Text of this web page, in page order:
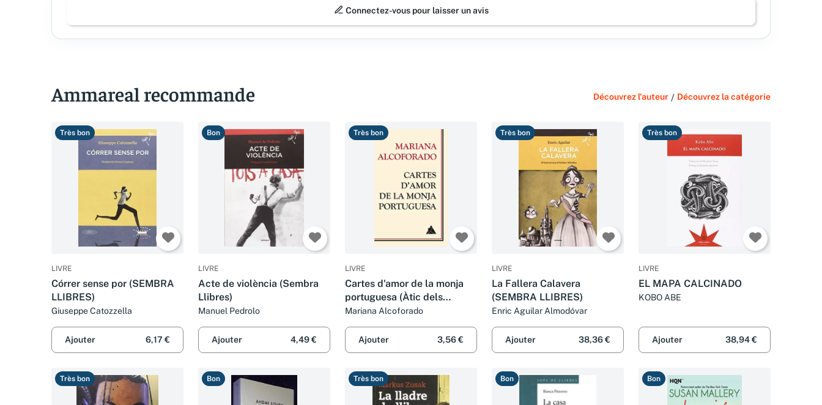
Connectez-vous pour laisser un avis
Ammareal recommande Découvrez l'auteur / Découvrez la catégorie
Très bon
LIVRE
Córrer sense por (SEMBRA
LLIBRES)
Giuseppe Catozzella
Ajouter 6,17 €
Bon
LIVRE
Acte de violència (Sembra
Llibres)
Manuel Pedrolo
Ajouter 4,49 €
Très bon
LIVRE
Cartes d'amor de la monja
portuguesa (Àtic dels
Llibres)
Mariana Alcoforado
Ajouter 3,56 €
Très bon
LIVRE
La Fallera Calavera
(SEMBRA LLIBRES)
Enric Aguilar Almodóvar
Ajouter 38,36 €
Très bon
LIVRE
EL MAPA CALCINADO
KOBO ABE
Ajouter 38,94 €
Très bon Bon Très bon Bon Bon